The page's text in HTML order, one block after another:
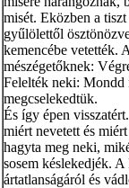
misét. Eközben a
gyűlölettől
kemencébe vetették.
mészégetőknek:
Felelték neki: Mondd
megcselekedtük.
És így épen
miért nevetett és
hagyta meg neki,
sosem késlekedjék.
ártatlanságáról és